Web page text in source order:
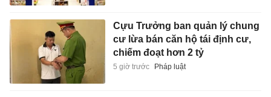
Cựu Trưởng ban quản lý chung
cư lừa bán căn hộ tái định cư,
chiếm đoạt hơn 2 tỷ
5 giờ trước Pháp luật